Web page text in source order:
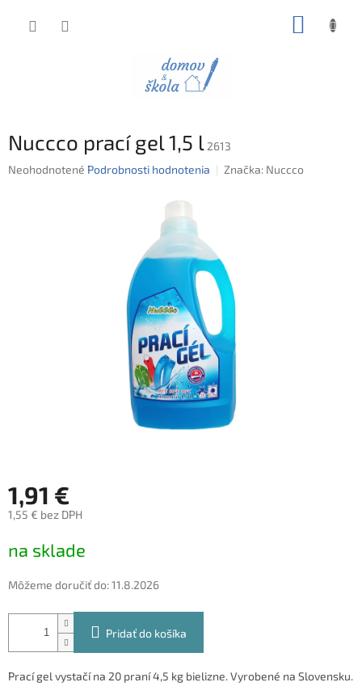
Nuccco prací gel 1,5 l 2613
Priemerné
Neohodnotené Podrobnosti hodnotenia Značka: Nuccco
1,91 €
1,55 € bez DPH
cena:
na sklade
Môžeme doručiť do:11.8.2026
Pridať do košíka
Prací gel vystačí na 20 praní 4,5 kg bielizne. Vyrobené na Slovensku.